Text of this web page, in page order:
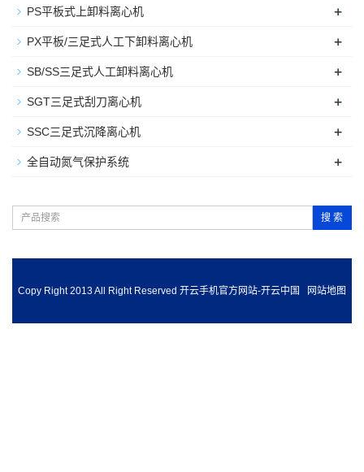
PS平板式上卸料离心机 +
PX平板/三足式人工下卸料离心机 +
SB/SS三足式人工卸料离心机 +
SGT三足式刮刀离心机 +
SSC三足式沉降离心机 +
全自动氮气保护系统 +
搜 索
Copy Right 2013 All Right Reserved 开云手机官方网站-开云中国 网站地图